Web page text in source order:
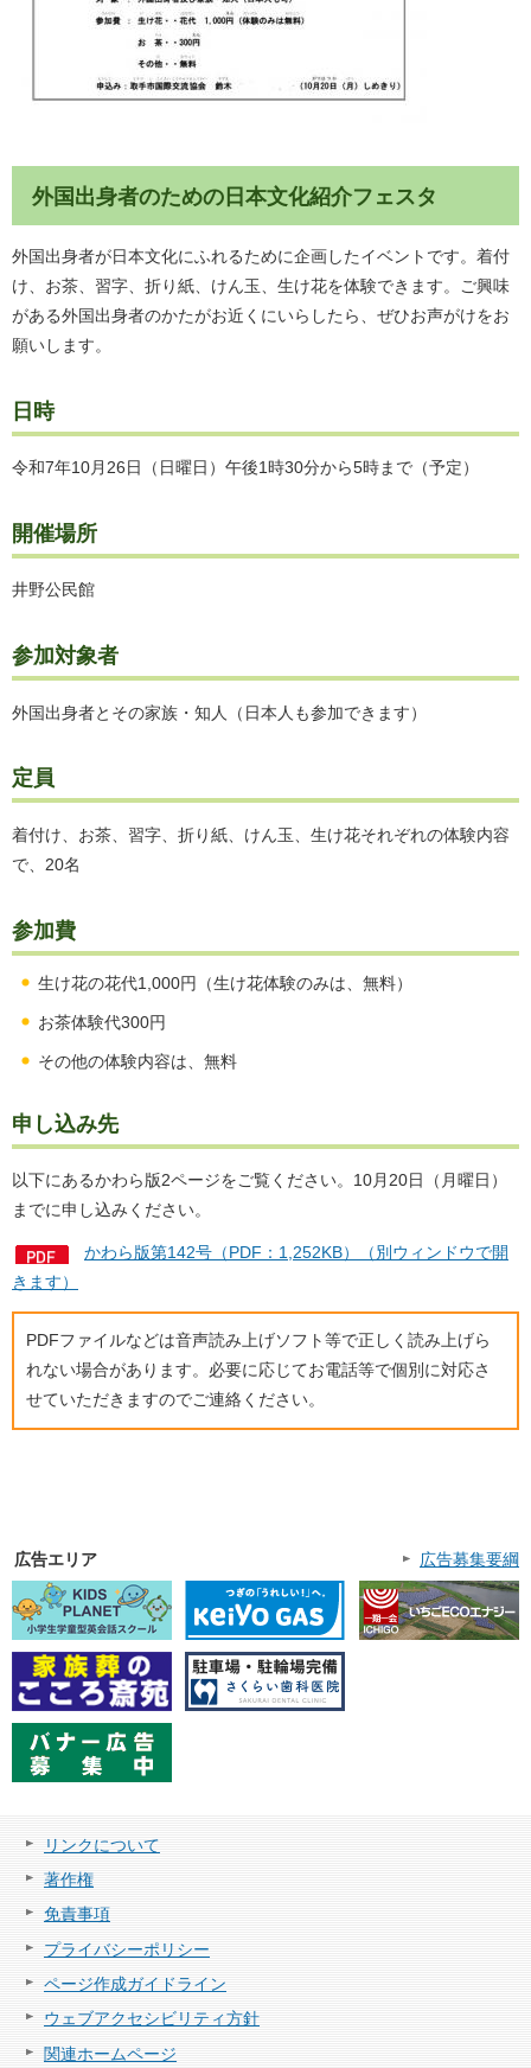
外国出身者のための日本文化紹介フェスタ
外国出身者が日本文化にふれるために企画したイベントです。着付
け、お茶、習字、折り紙、けん玉、生け花を体験できます。ご興味
がある外国出身者のかたがお近くにいらしたら、ぜひお声がけをお
願いします。
日時
令和7年10月26日（日曜日）午後1時30分から5時まで（予定）
開催場所
井野公民館
参加対象者
外国出身者とその家族・知人（日本人も参加できます）
定員
着付け、お茶、習字、折り紙、けん玉、生け花それぞれの体験内容
で、20名
参加費
生け花の花代1,000円（生け花体験のみは、無料）
お茶体験代300円
その他の体験内容は、無料
申し込み先
以下にあるかわら版2ページをご覧ください。10月20日（月曜日）
までに申し込みください。
かわら版第142号（PDF：1,252KB）（別ウィンドウで開
きます）
PDFファイルなどは音声読み上げソフト等で正しく読み上げら
れない場合があります。必要に応じてお電話等で個別に対応さ
せていただきますのでご連絡ください。
広告エリア 広告募集要綱
リンクについて
著作権
免責事項
プライバシーポリシー
ページ作成ガイドライン
ウェブアクセシビリティ方針
関連ホームページ